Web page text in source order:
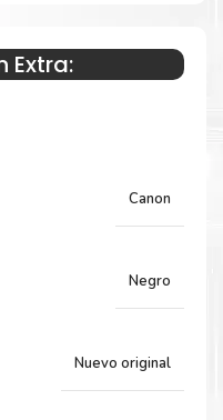
PRO-1000, PRO-
Extra:
Canon
Negro
Nuevo original